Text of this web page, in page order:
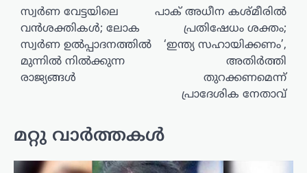
സ്വർണ വേട്ടയിലെ
വൻശക്തികൾ; ലോക
സ്വർണ ഉൽപ്പാദനത്തിൽ
മുന്നിൽ നിൽക്കുന്ന
രാജ്യങ്ങൾ
പാക് അധീന കശ്മീരിൽ
പ്രതിഷേധം ശക്തം;
‘ഇന്ത്യ സഹായിക്കണം’,
അതിർത്തി
തുറക്കണമെന്ന്
പ്രാദേശിക നേതാവ്
മറ്റു വാർത്തകൾ